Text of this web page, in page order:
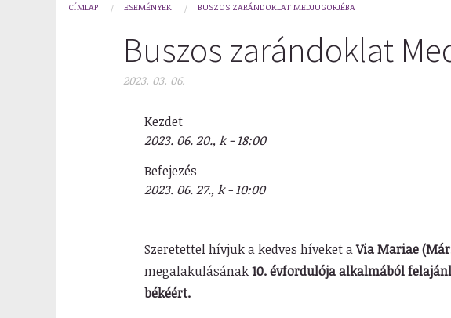
You
CÍMLAP ESEMÉNYEK BUSZOS ZARÁNDOKLAT MEDJUGORJÉBA
Buszos zarándoklat
2023. 03. 06.
Kezdet
2023. 06. 20., k - 18:00
Befejezés
2023. 06. 27., k - 10:00
Szeretettel hívjuk a kedves híveket aVia Mariae
megalakulásának10. évfordulója alkalmából
békéért.